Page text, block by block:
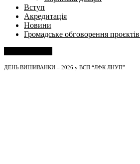
Вступ
Акредитація
Новини
Громадське обговорення
ДЕНЬ ВИШИВАНКИ – 2026 у ВСП “ЛФК ЛНУП”